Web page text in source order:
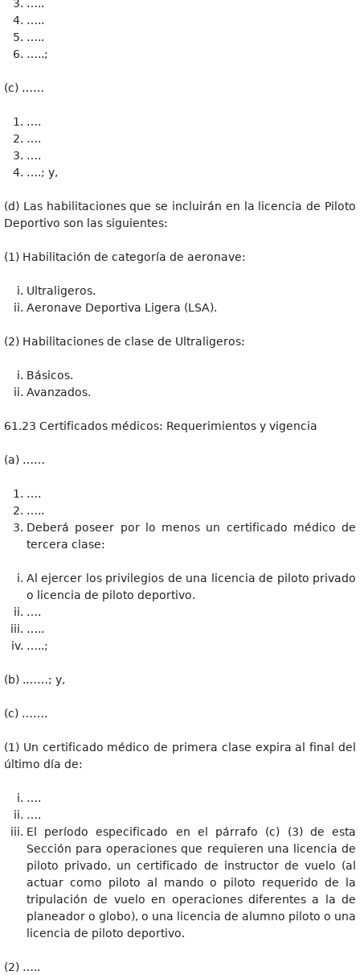
…..
…..
…..
…..;
(c) ……
….
….
….
….; y,
(d) Las habilitaciones que se incluirán en la licencia de Piloto
Deportivo son las siguientes:
(1) Habilitación de categoría de aeronave:
Ultraligeros.
Aeronave Deportiva Ligera (LSA).
(2) Habilitaciones de clase de Ultraligeros:
Básicos.
Avanzados.
61.23 Certificados médicos: Requerimientos y vigencia
(a) ……
….
…..
Deberá poseer por lo menos un certificado médico de
tercera clase:
Al ejercer los privilegios de una licencia de piloto privado
o licencia de piloto deportivo.
….
…..
…..;
(b) .……; y,
(c) …….
(1) Un certificado médico de primera clase expira al final del
último día de:
….
….
El período especificado en el párrafo (c) (3) de esta
Sección para operaciones que requieren una licencia de
piloto privado, un certificado de instructor de vuelo (al
actuar como piloto al mando o piloto requerido de la
tripulación de vuelo en operaciones diferentes a la de
planeador o globo), o una licencia de alumno piloto o una
licencia de piloto deportivo.
(2) …..